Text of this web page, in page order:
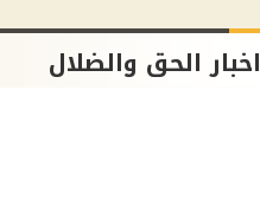
اخبار الحق والضلال